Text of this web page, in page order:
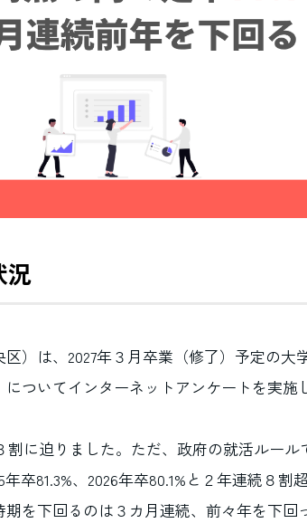
況
）は、2027年３月卒業（修了）予定の大
ついてインターネットアンケートを実施
割に迫りました。ただ、政府の就活ルー
卒81.3%、2026年卒80.1%と２年連続８割
を下回るのは３カ月連続、前々年を下回